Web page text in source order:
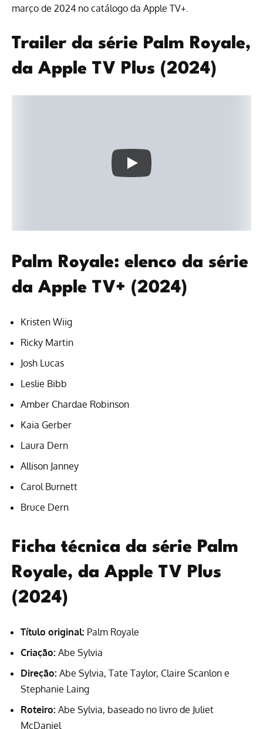
março de 2024 no catálogo da Apple TV+
Trailer da série Palm Royale,
da Apple TV Plus (2024)
Palm Royale: elenco da série
da Apple TV+ (2024)
Kristen Wiig
Ricky Martin
Josh Lucas
Leslie Bibb
Amber Chardae Robinson
Kaia Gerber
Laura Dern
Allison Janney
Carol Burnett
Bruce Dern
Ficha técnica da série Palm
Royale, da Apple TV Plus
(2024)
Título original: Palm Royale
Criação: Abe Sylvia
Direção: Abe Sylvia, Tate Taylor, Claire Scanlon e
Stephanie Laing
Roteiro: Abe Sylvia, baseado no livro de Juliet
McDaniel